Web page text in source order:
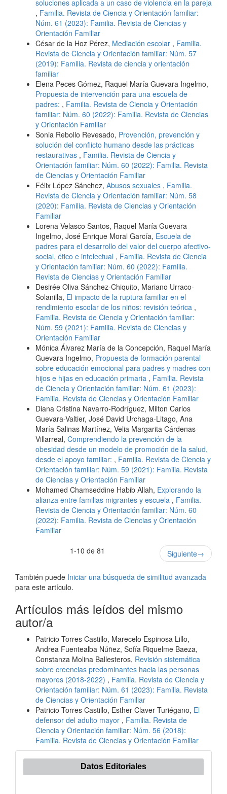
soluciones aplicada a un caso de violencia en la pareja
, Familia. Revista de Ciencia y Orientación familiar:
Núm. 61 (2023): Familia. Revista de Ciencias y
Orientación Familiar
César de la Hoz Pérez, Mediación escolar , Familia.
Revista de Ciencia y Orientación familiar: Núm. 57
(2019): Familia. Revista de ciencia y orientación
familiar
Elena Peces Gómez, Raquel María Guevara Ingelmo,
Propuesta de intervención para una escuela de
padres: , Familia. Revista de Ciencia y Orientación
familiar: Núm. 60 (2022): Familia. Revista de Ciencias
y Orientación Familiar
Sonia Rebollo Revesado, Provención, prevención y
solución del conflicto humano desde las prácticas
restaurativas , Familia. Revista de Ciencia y
Orientación familiar: Núm. 60 (2022): Familia. Revista
de Ciencias y Orientación Familiar
Félix López Sánchez, Abusos sexuales , Familia.
Revista de Ciencia y Orientación familiar: Núm. 58
(2020): Familia. Revista de Ciencias y Orientación
Familiar
Lorena Velasco Santos, Raquel María Guevara
Ingelmo, José Enrique Moral García, Escuela de
padres para el desarrollo del valor del cuerpo afectivo-
social, ético e intelectual , Familia. Revista de Ciencia
y Orientación familiar: Núm. 60 (2022): Familia.
Revista de Ciencias y Orientación Familiar
Desirée Oliva Sánchez-Chiquito, Mariano Urraco-
Solanilla, El impacto de la ruptura familiar en el
rendimiento escolar de los niños: revisión teórica ,
Familia. Revista de Ciencia y Orientación familiar:
Núm. 59 (2021): Familia. Revista de Ciencias y
Orientación Familiar
Mónica Álvarez María de la Concepción, Raquel María
Guevara Ingelmo, Propuesta de formación parental
sobre educación emocional para padres y madres con
hijos e hijas en educación primaria , Familia. Revista
de Ciencia y Orientación familiar: Núm. 61 (2023):
Familia. Revista de Ciencias y Orientación Familiar
Diana Cristina Navarro-Rodríguez, Milton Carlos
Guevara-Valtier, José David Urchaga-Litago, Ana
María Salinas Martínez, Velia Margarita Cárdenas-
Villarreal, Comprendiendo la prevención de la
obesidad desde un modelo de promoción de la salud,
desde el apoyo familiar: , Familia. Revista de Ciencia y
Orientación familiar: Núm. 59 (2021): Familia. Revista
de Ciencias y Orientación Familiar
Mohamed Chamseddine Habib Allah, Explorando la
alianza entre familias migrantes y escuela , Familia.
Revista de Ciencia y Orientación familiar: Núm. 60
(2022): Familia. Revista de Ciencias y Orientación
Familiar
1-10 de 81
Siguiente→
También puede Iniciar una búsqueda de similitud avanzada
para este artículo.
Artículos más leídos del mismo
autor/a
Patricio Torres Castillo, Marecelo Espinosa Lillo,
Andrea Fuentealba Núñez, Sofía Riquelme Baeza,
Constanza Molina Ballesteros, Revisión sistemática
sobre creencias predominantes hacia las personas
mayores (2018-2022) , Familia. Revista de Ciencia y
Orientación familiar: Núm. 61 (2023): Familia. Revista
de Ciencias y Orientación Familiar
Patricio Torres Castillo, Esther Claver Turiégano, El
defensor del adulto mayor , Familia. Revista de
Ciencia y Orientación familiar: Núm. 56 (2018):
Familia. Revista de Ciencias y Orientación Familiar
Datos Editoriales